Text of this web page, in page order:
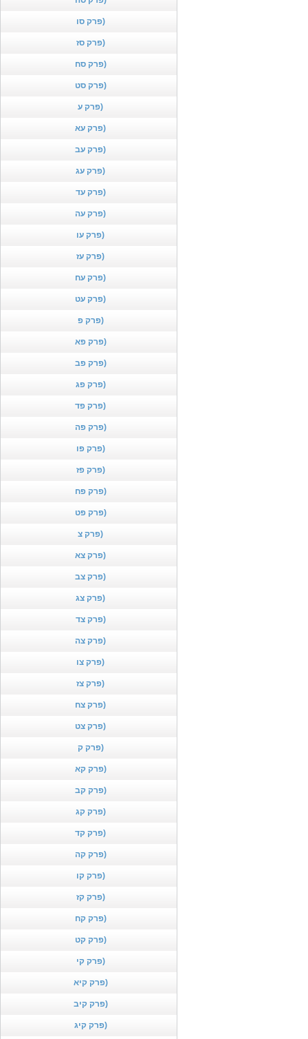
פרק סו)
פרק סז)
פרק סח)
פרק סט)
פרק ע)
פרק עא)
פרק עב)
פרק עג)
פרק עד)
פרק עה)
פרק עו)
פרק עז)
פרק עח)
פרק עט)
פרק פ)
פרק פא)
פרק פב)
פרק פג)
פרק פד)
פרק פה)
פרק פו)
פרק פז)
פרק פח)
פרק פט)
פרק צ)
פרק צא)
פרק צב)
פרק צג)
פרק צד)
פרק צה)
פרק צו)
פרק צז)
פרק צח)
פרק צט)
פרק ק)
פרק קא)
פרק קב)
פרק קג)
פרק קד)
פרק קה)
פרק קו)
פרק קז)
פרק קח)
פרק קט)
פרק קי)
פרק קיא)
פרק קיב)
פרק קיג)